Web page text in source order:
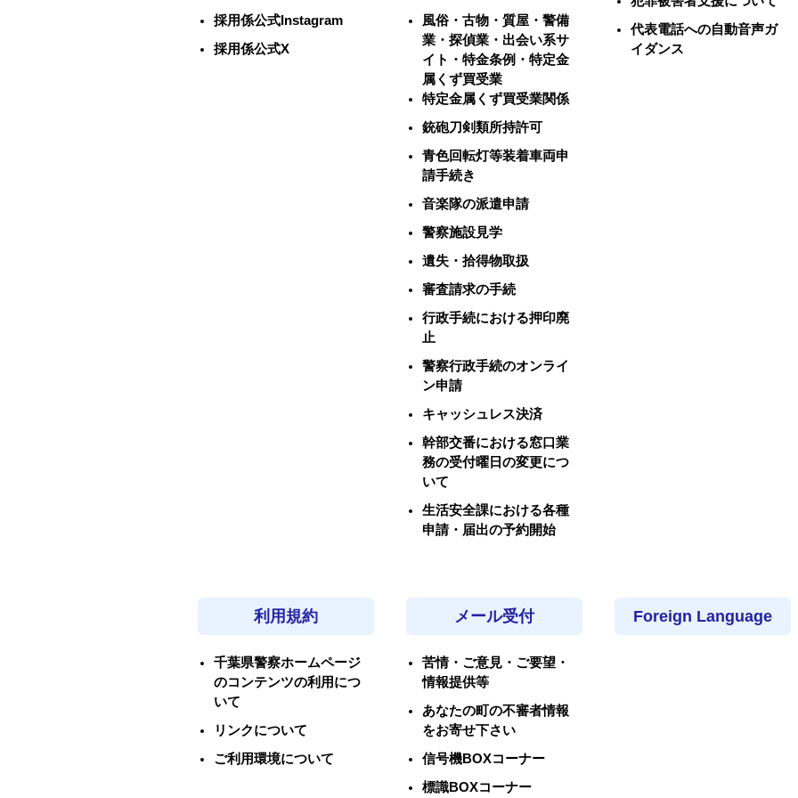
採用係公式Instagram
採用係公式X
風俗・古物・質屋・警備
業・探偵業・出会い系サ
イト・特金条例・特定金
属くず買受業
特定金属くず買受業関係
銃砲刀剣類所持許可
青色回転灯等装着車両申
請手続き
音楽隊の派遣申請
警察施設見学
遺失・拾得物取扱
審査請求の手続
行政手続における押印廃
止
警察行政手続のオンライ
ン申請
キャッシュレス決済
幹部交番における窓口業
務の受付曜日の変更につ
いて
生活安全課における各種
申請・届出の予約開始
代表電話への自動音声ガ
イダンス
利用規約
千葉県警察ホームページ
のコンテンツの利用につ
いて
リンクについて
ご利用環境について
メール受付
苦情・ご意見・ご要望・
情報提供等
あなたの町の不審者情報
をお寄せ下さい
信号機BOXコーナー
標識BOXコーナー
Foreign Language